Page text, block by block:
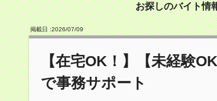
お探しのバイト情
掲載日 :2026/07/09
【在宅OK！】【未経験
で事務サポート